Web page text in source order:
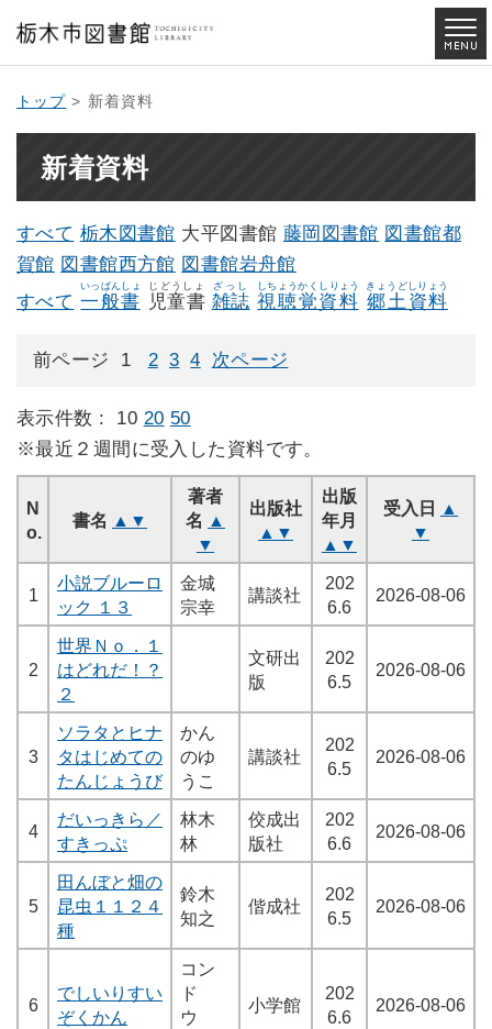
トップ > 新着資料
新着資料
すべて 栃木図書館 大平図書館 藤岡図書館 図書館都
賀館 図書館西方館 図書館岩舟館
すべて 一般書
いっぱんしょ
児童書
じどうしょ
雑誌
ざっし
視聴覚資料
しちょうかくしりょう
郷土資料
きょうどしりょう
前ページ 1 2 3 4 次ページ
10 20 50
※最近２週間に受入した資料です。
N
o.
書名 ▲ ▼
著者
名 ▲
▼
出版社
▲ ▼
出版
年月
▲ ▼
受入日 ▲
▼
1
小説ブルーロ
ック １３
金城
宗幸
講談社
202
6.6
2026-08-06
2
世界Ｎｏ．１
はどれだ！？
２
文研出
版
202
6.5
2026-08-06
3
ソラタとヒナ
タはじめての
たんじょうび
かん
のゆ
うこ
講談社
202
6.5
2026-08-06
4
だいっきら／
すきっぷ
林木
林
佼成出
版社
202
6.6
2026-08-06
5
田んぼと畑の
昆虫１１２４
種
鈴木
知之
偕成社
202
6.5
2026-08-06
6
でしいりすい
ぞくかん
コン
ド
ウ
小学館
202
6.6
2026-08-06